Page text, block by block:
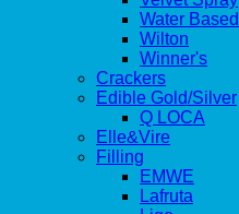
Water Based
Wilton
Winner's
Crackers
Edible Gold/Silver
Q LOCA
Elle&Vire
Filling
EMWE
Lafruta